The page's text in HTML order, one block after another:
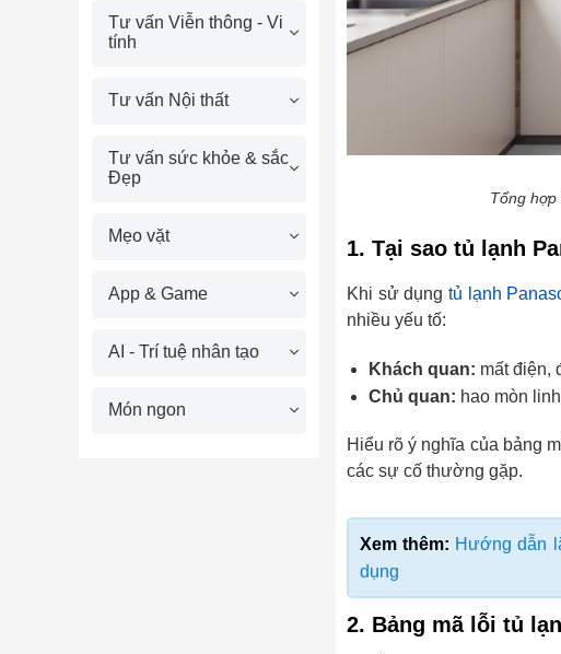
Tư vấn Viễn thông - Vi
tính
Tư vấn Nội thất
Tư vấn sức khỏe & sắc
Đẹp
Mẹo vặt
App & Game
AI - Trí tuệ nhân tạo
Món ngon
Tổng
1. Tại sao tủ lạnh
Khi sử dụngtủ lạnh
nhiều yếu tố:
Khách quan: mất điện,
Chủ quan: hao mòn
Hiểu rõ ý nghĩa của bảng
các sự cố thường gặp.
Xem thêm: Hướng dẫn
dụng
2. Bảng mã lỗi tủ